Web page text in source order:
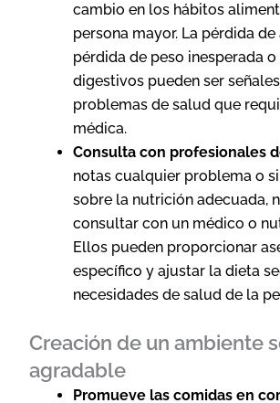
cambio en los hábitos
persona mayor. La pérdida
pérdida de peso inesperada
digestivos pueden ser
problemas de salud que
médica.
Consulta con profesionales
notas cualquier problema o
sobre la nutrición adecuada,
consultar con un médico o
Ellos pueden proporcionar
específico y ajustar la dieta
necesidades de salud de la
Creación de un ambiente
agradable
Promueve las comidas en